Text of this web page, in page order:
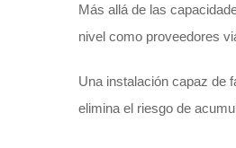
Más allá de las
nivel como proveedores
Una instalación capaz de
elimina el riesgo de